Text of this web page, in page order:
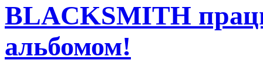
BLACKSMITH
альбомом!